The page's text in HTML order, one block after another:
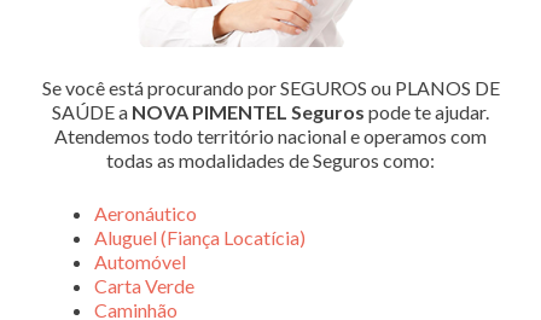
Se você está procurando por SEGUROS ou PLANOS DE
SAÚDE a NOVA PIMENTEL Seguros pode te ajudar.
Atendemos todo território nacional e operamos com
todas as modalidades de Seguros como:
Aeronáutico
Aluguel (Fiança Locatícia)
Automóvel
Carta Verde
Caminhão